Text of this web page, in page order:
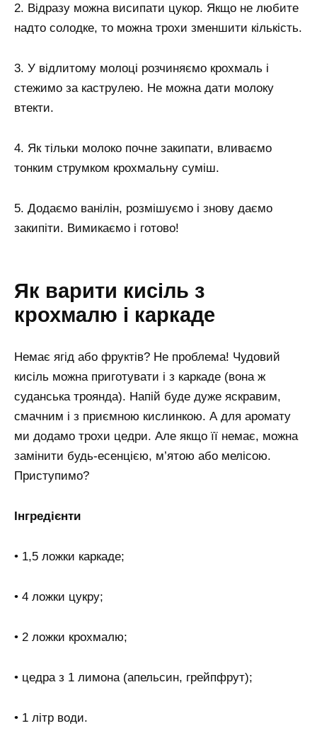
2. Відразу можна висипати цукор. Якщо не любите
надто солодке, то можна трохи зменшити кількість.
3. У відлитому молоці розчиняємо крохмаль і
стежимо за каструлею. Не можна дати молоку
втекти.
4. Як тільки молоко почне закипати, вливаємо
тонким струмком крохмальну суміш.
5. Додаємо ванілін, розмішуємо і знову даємо
закипіти. Вимикаємо і готово!
Як варити кисіль з
крохмалю і каркаде
Немає ягід або фруктів? Не проблема! Чудовий
кисіль можна приготувати і з каркаде (вона ж
суданська троянда). Напій буде дуже яскравим,
смачним і з приємною кислинкою. А для аромату
ми додамо трохи цедри. Але якщо її немає, можна
замінити будь-есенцією, м’ятою або мелісою.
Приступимо?
Інгредієнти
• 1,5 ложки каркаде;
• 4 ложки цукру;
• 2 ложки крохмалю;
• цедра з 1 лимона (апельсин, грейпфрут);
• 1 літр води.